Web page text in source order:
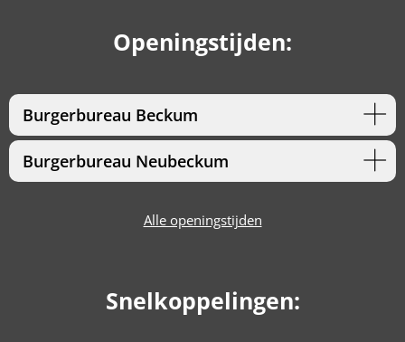
Openingstijden:
Burgerbureau Beckum
Burgerbureau Neubeckum
Alle openingstijden
Snelkoppelingen: